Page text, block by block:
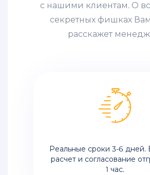
с нашими клиентам. О
секретных фишках
расскажет
Реальные сроки 3-6 дней.
расчет и согласование
1 час.